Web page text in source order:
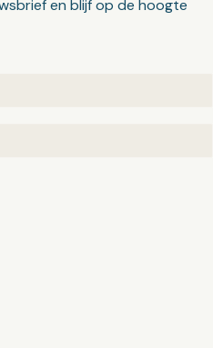
en blijf op de hoogte